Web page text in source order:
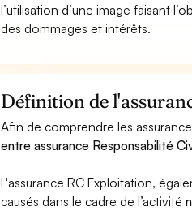
l’utilisation d’une image faisant
des dommages et intérêts.
Définition de
Afin de comprendre les
entre assurance Responsabilité
L'assurance RC Exploitation,
causés dans le cadre de l’activité